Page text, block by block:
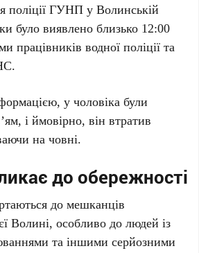
поліції ГУНП у Волинській
було виявлено близько 12:00
працівників водної поліції та
у чоловіка були
і ймовірно, він втратив
на човні.
до обережності
до мешканців
Волині, особливо до людей із
та іншими серйозними